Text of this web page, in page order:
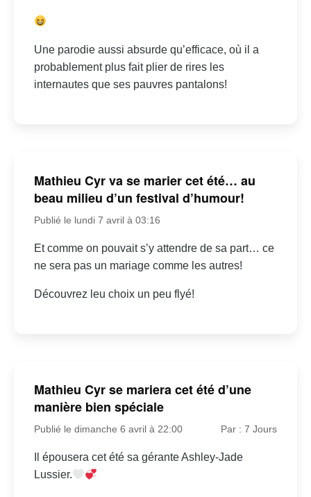
Une parodie aussi absurde qu’efficace, où il a
probablement plus fait plier de rires les
internautes que ses pauvres pantalons!
Mathieu Cyr va se marier cet été… au
beau milieu d’un festival d’humour!
Publié le lundi 7 avril à 03:16
Et comme on pouvait s’y attendre de sa part… ce
ne sera pas un mariage comme les autres!
Découvrez leu choix un peu flyé!
Mathieu Cyr se mariera cet été d’une
manière bien spéciale
Publié le dimanche 6 avril à 22:00 Par : 7 Jours
Il épousera cet été sa gérante Ashley-Jade
Lussier.